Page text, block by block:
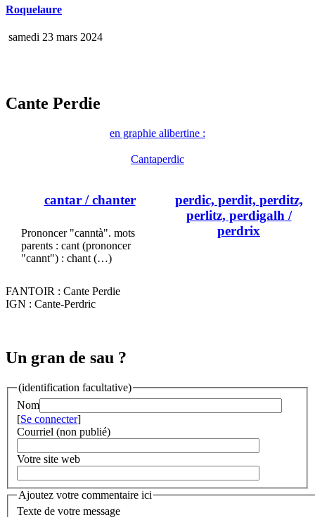
Roquelaure
samedi 23 mars 2024
Cante Perdie
en graphie alibertine :
Cantaperdic
cantar/ chanter
Prononcer "canntà". mots
parents : cant (prononcer
"cannt") : chant (…)
perdic, perdit, perditz,
perlitz, perdigalh /
perdrix
FANTOIR : Cante Perdie
IGN : Cante-Perdric
Un gran de sau ?
(identification facultative)
Nom
[Se connecter]
Courriel (non publié)
Votre site web
Ajoutez votre commentaire ici
Texte de votre message